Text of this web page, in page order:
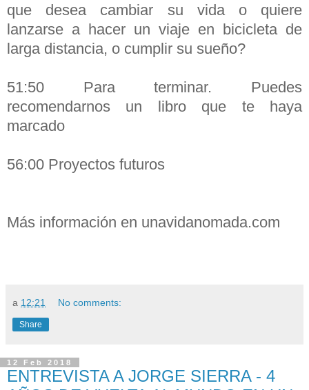
que desea cambiar su vida o quiere
lanzarse a hacer un viaje en bicicleta de
larga distancia, o cumplir su sueño?
51:50 Para terminar. Puedes
recomendarnos un libro que te haya
marcado
56:00 Proyectos futuros
Más información en unavidanomada.com
a 12:21 No comments:
Share
12 Feb 2018
ENTREVISTA A JORGE SIERRA - 4